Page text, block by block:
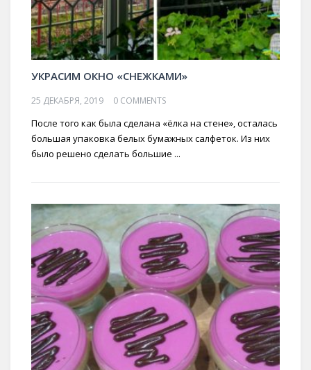
УКРАСИМ ОКНО «СНЕЖКАМИ»
25 ДЕКАБРЯ, 2019 0 COMMENTS
После того как была сделана «ёлка на стене», осталась
большая упаковка белых бумажных салфеток. Из них
было решено сделать большие ...